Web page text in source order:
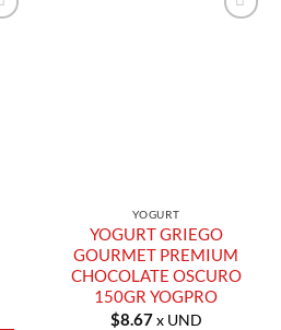
YOGURT
YOGURT GRIEGO
GOURMET PREMIUM
CHOCOLATE OSCURO
150GR YOGPRO
$8.67x UND